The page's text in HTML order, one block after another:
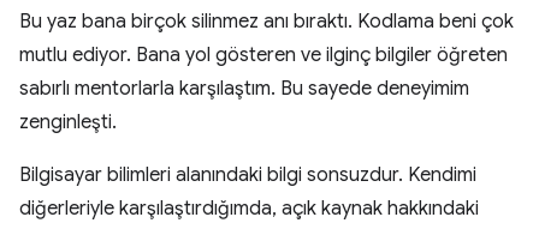
Bu yaz bana birçok silinmez anı bıraktı. Kodlama beni çok
mutlu ediyor. Bana yol gösteren ve ilginç bilgiler öğreten
sabırlı mentorlarla karşılaştım. Bu sayede deneyimim
zenginleşti.
Bilgisayar bilimleri alanındaki bilgi sonsuzdur. Kendimi
diğerleriyle karşılaştırdığımda, açık kaynak hakkındaki